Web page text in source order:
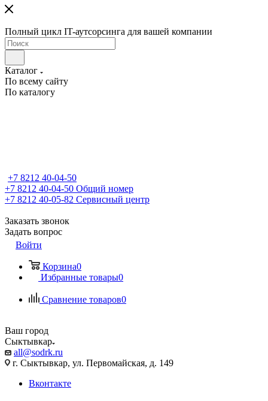
Полный цикл IT-аутсорсинга для вашей компании
Каталог
По всему сайту
По каталогу
+7 8212 40-04-50
+7 8212 40-04-50 Общий номер
+7 8212 40-05-82 Сервисный центр
Заказать звонок
Задать вопрос
Войти
Корзина0
Избранные товары0
Сравнение товаров0
Ваш город
Сыктывкар
all@sodrk.ru
г. Сыктывкар, ул. Первомайская, д. 149
Вконтакте